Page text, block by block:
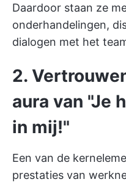
Daardoor staan ze
onderhandelingen,
dialogen met het
2.
aura van "Je
in mij!"
Een van de
prestaties van